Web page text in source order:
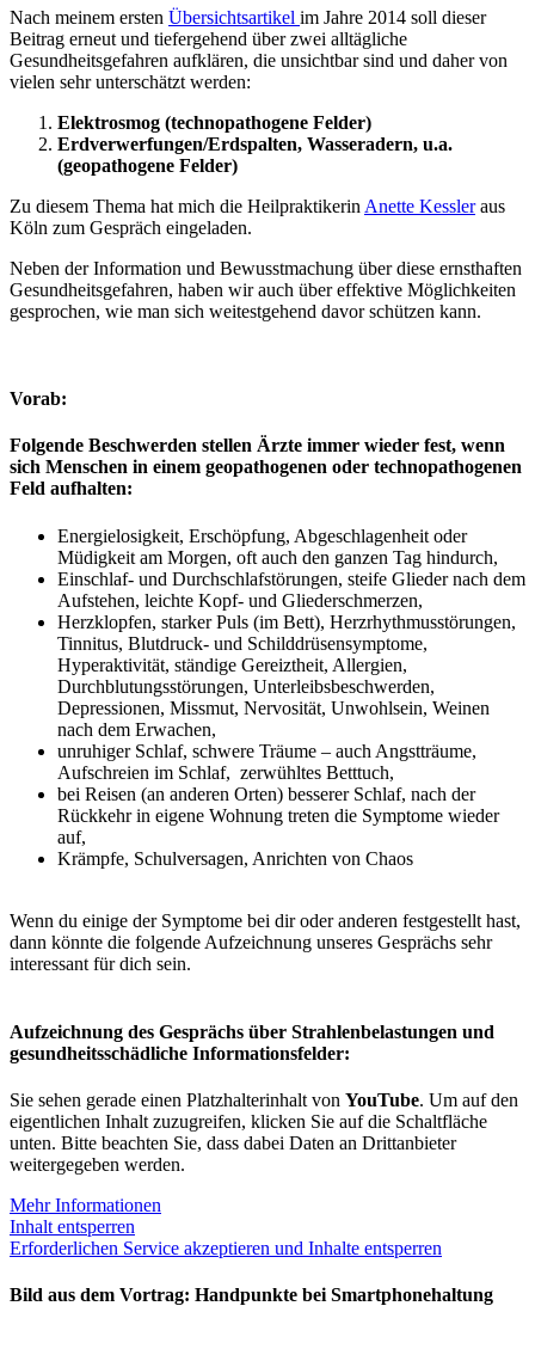
Nach meinem ersten Übersichtsartikel im Jahre 2014 soll dieser
Beitrag erneut und tiefergehend über zwei alltägliche
Gesundheitsgefahren aufklären, die unsichtbar sind und daher von
vielen sehr unterschätzt werden:
Elektrosmog (technopathogene Felder)
Erdverwerfungen/Erdspalten, Wasseradern, u.a.
(geopathogene Felder)
Zu diesem Thema hat mich die Heilpraktikerin Anette Kessleraus
Köln zum Gespräch eingeladen.
Neben der Information und Bewusstmachung über diese ernsthaften
Gesundheitsgefahren, haben wir auch über effektive Möglichkeiten
gesprochen, wie man sich weitestgehend davor schützen kann.
Vorab:
Folgende Beschwerden stellen Ärzte immer wieder fest, wenn
sich Menschen in einem geopathogenen oder technopathogenen
Feld aufhalten:
Energielosigkeit, Erschöpfung, Abgeschlagenheit oder
Müdigkeit am Morgen, oft auch den ganzen Tag hindurch,
Einschlaf- und Durchschlafstörungen, steife Glieder nach dem
Aufstehen, leichte Kopf- und Gliederschmerzen,
Herzklopfen, starker Puls (im Bett), Herzrhythmusstörungen,
Tinnitus, Blutdruck- und Schilddrüsensymptome,
Hyperaktivität, ständige Gereiztheit, Allergien,
Durchblutungsstörungen, Unterleibsbeschwerden,
Depressionen, Missmut, Nervosität, Unwohlsein, Weinen
nach dem Erwachen,
unruhiger Schlaf, schwere Träume – auch Angstträume,
Aufschreien im Schlaf, zerwühltes Betttuch,
bei Reisen (an anderen Orten) besserer Schlaf, nach der
Rückkehr in eigene Wohnung treten die Symptome wieder
auf,
Krämpfe, Schulversagen, Anrichten von Chaos
Wenn du einige der Symptome bei dir oder anderen festgestellt hast,
dann könnte die folgende Aufzeichnung unseres Gesprächs sehr
interessant für dich sein.
Aufzeichnung des Gesprächs über Strahlenbelastungen und
gesundheitsschädliche Informationsfelder:
Sie sehen gerade einen Platzhalterinhalt von YouTube. Um auf den
eigentlichen Inhalt zuzugreifen, klicken Sie auf die Schaltfläche
unten. Bitte beachten Sie, dass dabei Daten an Drittanbieter
weitergegeben werden.
Mehr Informationen
Inhalt entsperren
Erforderlichen Service akzeptieren und Inhalte entsperren
Bild aus dem Vortrag: Handpunkte bei Smartphonehaltung